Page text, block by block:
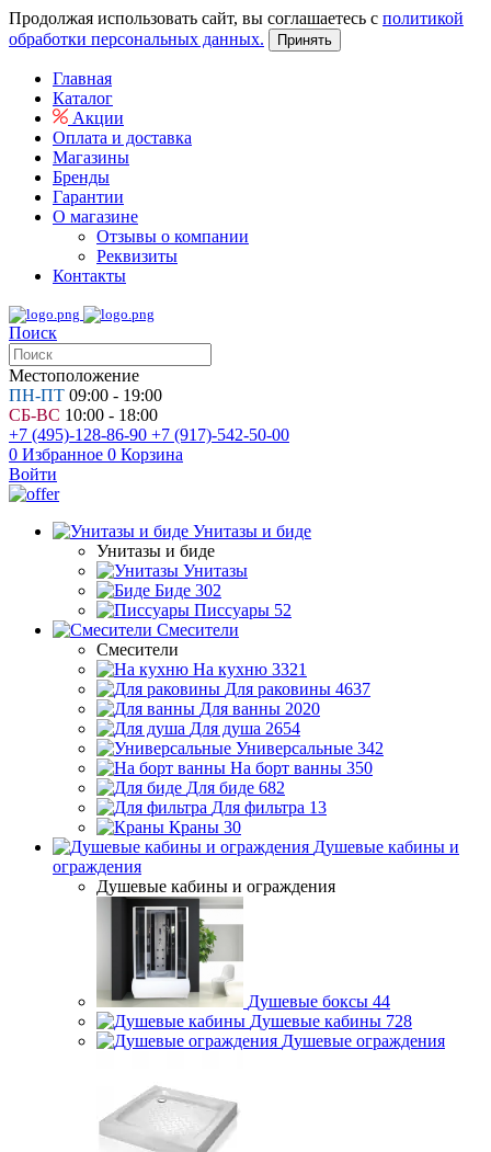
Продолжая использовать сайт, вы соглашаетесь с политикой
обработки персональных данных.
Принять
Главная
Каталог
Акции
Оплата и доставка
Магазины
Бренды
Гарантии
О магазине
Отзывы о компании
Реквизиты
Контакты
Поиск
Местоположение
ПН-ПТ 09:00 - 19:00
СБ-ВС 10:00 - 18:00
+7 (495)-128-86-90 +7 (917)-542-50-00
0 Избранное 0 Корзина
Войти
Унитазы и биде
Унитазы и биде
Унитазы
Биде 302
Писсуары 52
Смесители
Смесители
На кухню 3321
Для раковины 4637
Для ванны 2020
Для душа 2654
Универсальные 342
На борт ванны 350
Для биде 682
Для фильтра 13
Краны 30
Душевые кабины и
ограждения
Душевые кабины и ограждения
Душевые боксы 44
Душевые кабины 728
Душевые ограждения